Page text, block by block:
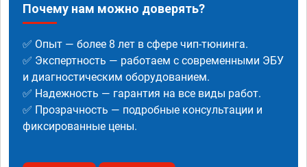
Почему нам можно доверять?
✅ Опыт — более 8 лет в сфере чип-тюнинга.
✅ Экспертность — работаем с современными ЭБУ
и диагностическим оборудованием.
✅ Надежность — гарантия на все виды работ.
✅ Прозрачность — подробные консультации и
фиксированные цены.